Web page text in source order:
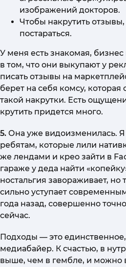
изображений докторов.
Чтобы накрутить
постараться.
У меня есть знакомая,
в том, что они выкупают у
писать отзывы на
берет на себя комсу, которая
такой накрутки. Есть
крутить придется много.
5. Она уже видоизменилась. Я
ребятам, которые лили
же лендами и крео зайти в
гараже у деда найти
ностальгия завораживает, но
сильно уступает
года назад, совершенно
сейчас.
Подходы — это
медиабайер. К счастью, в
выше, чем в гембле, и можно